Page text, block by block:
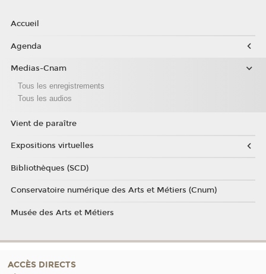
Accueil
Agenda
Medias-Cnam
Tous les enregistrements
Tous les audios
Vient de paraître
Expositions virtuelles
Bibliothèques (SCD)
Conservatoire numérique des Arts et Métiers (Cnum)
Musée des Arts et Métiers
ACCÈS DIRECTS